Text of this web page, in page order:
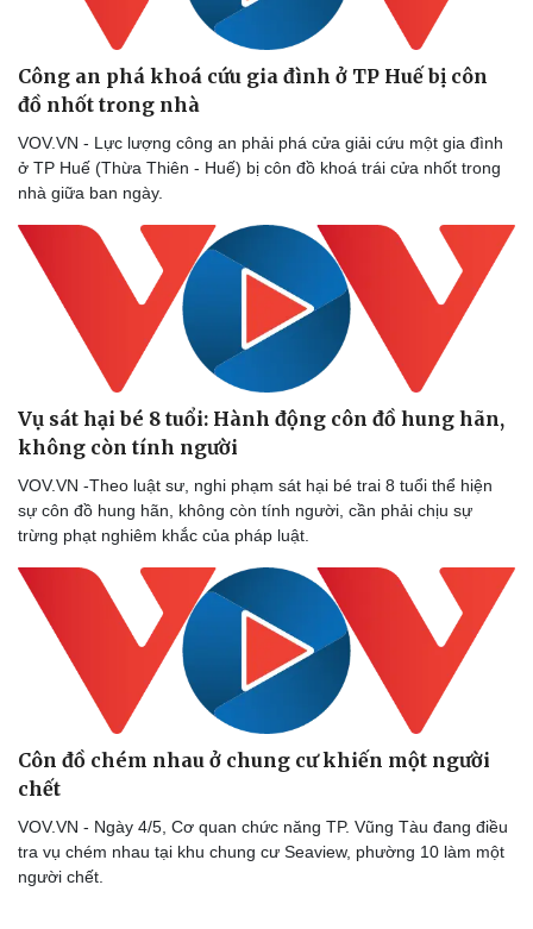
Sức khỏe
Dinh dưỡng - món ngon
Cây thuốc
Sản phụ khoa
Nhi khoa
Nam khoa
Làm đẹp - giảm cân
Phòng mạch online
Ăn sạch sống khỏe
Đời sống
Blog
Tình yêu - Gia đình
Công an phá khoá cứu gia đình ở TP Huế bị côn
đồ nhốt trong nhà
VOV.VN - Lực lượng công an phải phá cửa giải cứu một gia đình
ở TP Huế (Thừa Thiên - Huế) bị côn đồ khoá trái cửa nhốt trong
nhà giữa ban ngày.
Vụ sát hại bé 8 tuổi: Hành động côn đồ hung hãn,
không còn tính người
VOV.VN -Theo luật sư, nghi phạm sát hại bé trai 8 tuổi thể hiện
sự côn đồ hung hãn, không còn tính người, cần phải chịu sự
trừng phạt nghiêm khắc của pháp luật.
Côn đồ chém nhau ở chung cư khiến một người
chết
VOV.VN - Ngày 4/5, Cơ quan chức năng TP. Vũng Tàu đang điều
tra vụ chém nhau tại khu chung cư Seaview, phường 10 làm một
người chết.